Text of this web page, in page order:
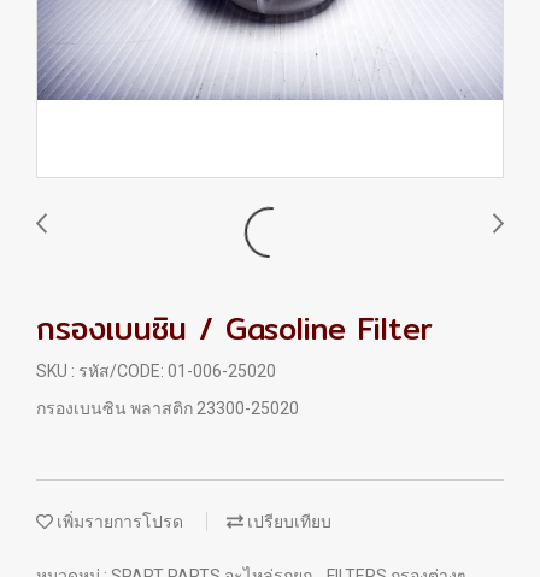
กรองเบนซิน / Gasoline Filter
SKU : รหัส/CODE: 01-006-25020
กรองเบนซิน พลาสติก 23300-25020
เพิ่มรายการโปรด เปรียบเทียบ